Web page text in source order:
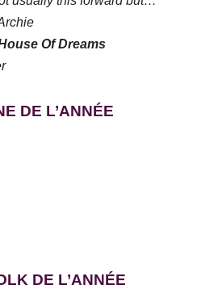
Of Dreams
DE L’ANNÉE
DE L’ANNÉE